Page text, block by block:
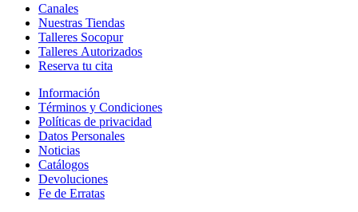
Canales
Nuestras Tiendas
Talleres Socopur
Talleres Autorizados
Reserva tu cita
Información
Términos y Condiciones
Políticas de privacidad
Datos Personales
Noticias
Catálogos
Devoluciones
Fe de Erratas